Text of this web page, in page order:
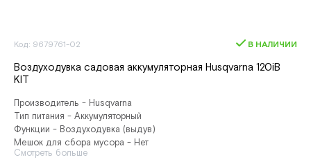
Код: 9679761-02 В НАЛИЧИИ
Воздуходувка садовая аккумуляторная Husqvarna 120iB
КІТ
Производитель - Husqvarna
Тип питания - Аккумуляторный
Функции - Воздуходувка (выдув)
Мешок для сбора мусора - Нет
Смотреть больше